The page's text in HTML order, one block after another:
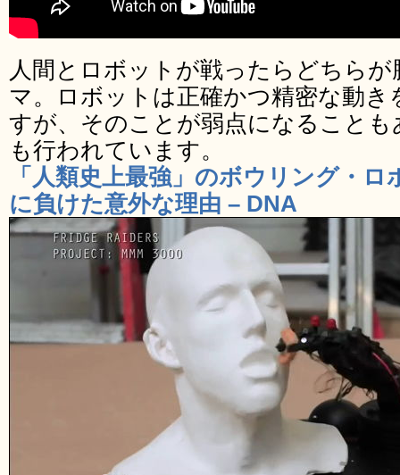
人間とロボットが戦ったらどちら
マ。ロボットは正確かつ精密な動
すが、そのことが弱点になること
も行われています。
「人類史上最強」のボウリング・
に負けた意外な理由 – DNA